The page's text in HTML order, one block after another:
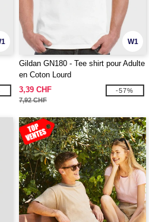
W1
Gildan GN180 - Tee shirt pour Adulte
en Coton Lourd
3,39 CHF
7,92 CHF
-57%